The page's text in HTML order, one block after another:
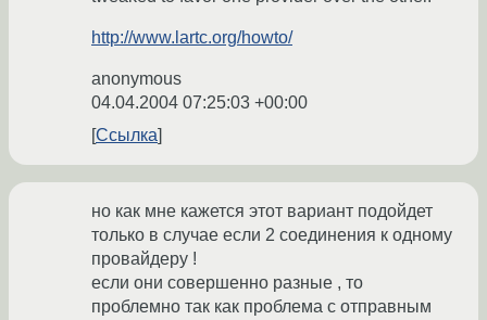
http://www.lartc.org/howto/
anonymous
04.04.2004 07:25:03 +00:00
Ссылка
но как мне кажется этот вариант подойдет
только в случае если 2 соединения к одному
провайдеру !
если они совершенно разные , то
проблемно так как проблема с отправным